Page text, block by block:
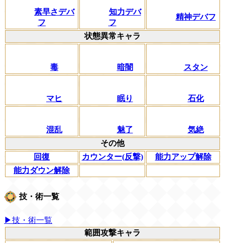
素早さデバ
フ
知力デバ
フ
精神デバフ
状態異常キャラ
毒 暗闇 スタン
マヒ 眠り 石化
混乱 魅了
気絶
その他
回復
カウンター(反撃)
能力アップ解除
能力ダウン解除
技・術一覧
▶技・術一覧
範囲攻撃キャラ